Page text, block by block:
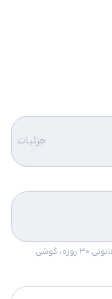
جزئیات
امکان برگشت کالا در گروه موبایل با دلیل “انصراف از خرید“ تنها در صورتی مورد قبول است که پلمب کالا باز نشده باشد. تمام گوشی‌های جی‌اس‌ام ضمانت رجیستری دارند. در صورت وجود مشکل رجیستری، می‌توانید بعد از مهلت قانونی ۳۰ روزه، گوشی